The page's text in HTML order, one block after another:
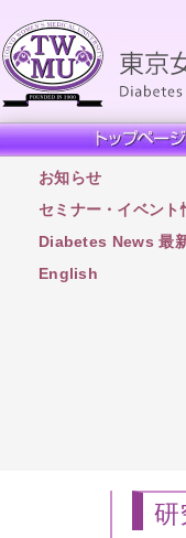
お知らせ
セミナー・イベント
Diabetes News 最
English
研